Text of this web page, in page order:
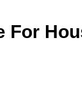
For